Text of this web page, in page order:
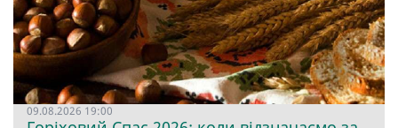
09.08.2026 19:00